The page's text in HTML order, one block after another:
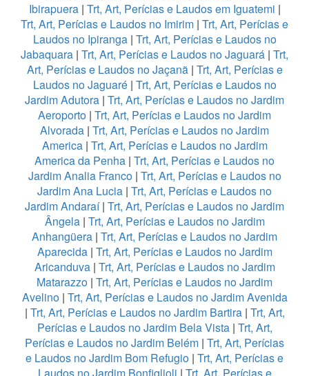
Ibirapuera| Trt, Art, Perícias e Laudos em Iguatemi |
Trt, Art, Perícias e Laudos no Imirim | Trt, Art, Perícias e
Laudos no Ipiranga| Trt, Art, Perícias e Laudos no
Jabaquara | Trt, Art, Perícias e Laudos no Jaguará | Trt,
Art, Perícias e Laudos no Jaçanã| Trt, Art, Perícias e
Laudos no Jaguaré| Trt, Art, Perícias e Laudos no
Jardim Adutora | Trt, Art, Perícias e Laudos no Jardim
Aeroporto | Trt, Art, Perícias e Laudos no Jardim
Alvorada | Trt, Art, Perícias e Laudos no Jardim
America| Trt, Art, Perícias e Laudos no Jardim
America da Penha | Trt, Art, Perícias e Laudos no
Jardim Analia Franco| Trt, Art, Perícias e Laudos no
Jardim Ana Lucia | Trt, Art, Perícias e Laudos no
Jardim Andaraí| Trt, Art, Perícias e Laudos no Jardim
Ângela| Trt, Art, Perícias e Laudos no Jardim
Anhangüera | Trt, Art, Perícias e Laudos no Jardim
Aparecida| Trt, Art, Perícias e Laudos no Jardim
Aricanduva| Trt, Art, Perícias e Laudos no Jardim
Matarazzo | Trt, Art, Perícias e Laudos no Jardim
Avelino| Trt, Art, Perícias e Laudos no Jardim Avenida
| Trt, Art, Perícias e Laudos no Jardim Bartira| Trt, Art,
Perícias e Laudos no Jardim Bela Vista| Trt, Art,
Perícias e Laudos no Jardim Belém | Trt, Art, Perícias
e Laudos no Jardim Bom Refugio | Trt, Art, Perícias e